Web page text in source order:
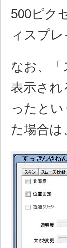
500ピク
ィスプ
なお、「
表示され
ったと
た場合は